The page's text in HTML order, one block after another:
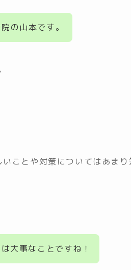
の山本です。
ことや対策についてはあまり
大事なことですね！